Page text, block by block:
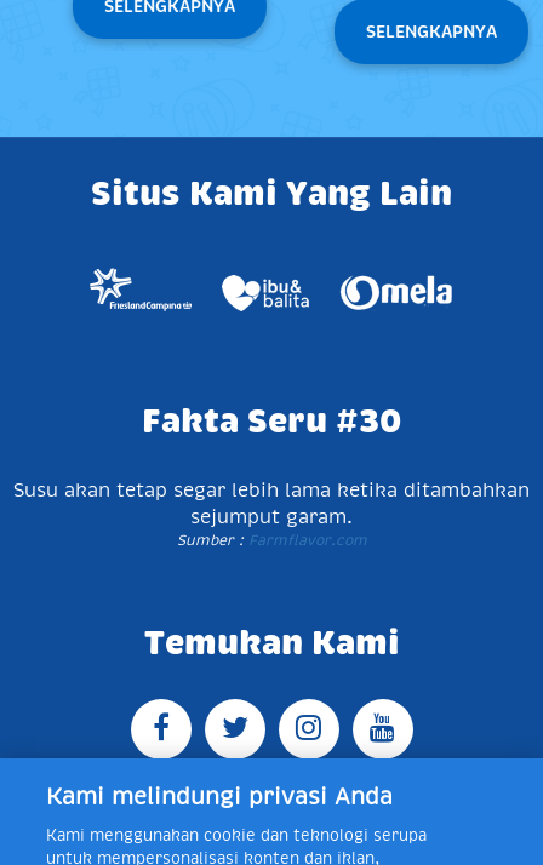
SELENGKAPNYA SELENGKAPNYA
Situs Kami Yang Lain
Fakta Seru #30
Susu akan tetap segar lebih lama ketika ditambahkan
sejumput garam.
Sumber :Farmflavor.com
Temukan Kami
Jl. Raya Bogor KM 5, Pasar Rebo, Jakarta Timur,
Kami melindungi privasi Anda
Kami menggunakan cookie dan teknologi serupa
untuk mempersonalisasi konten dan iklan,